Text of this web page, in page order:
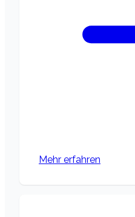
Mehr erfahren